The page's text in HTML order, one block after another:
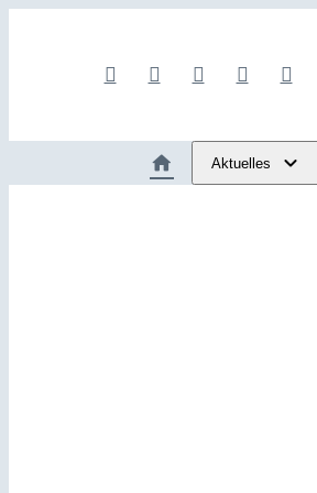
Aktuelles